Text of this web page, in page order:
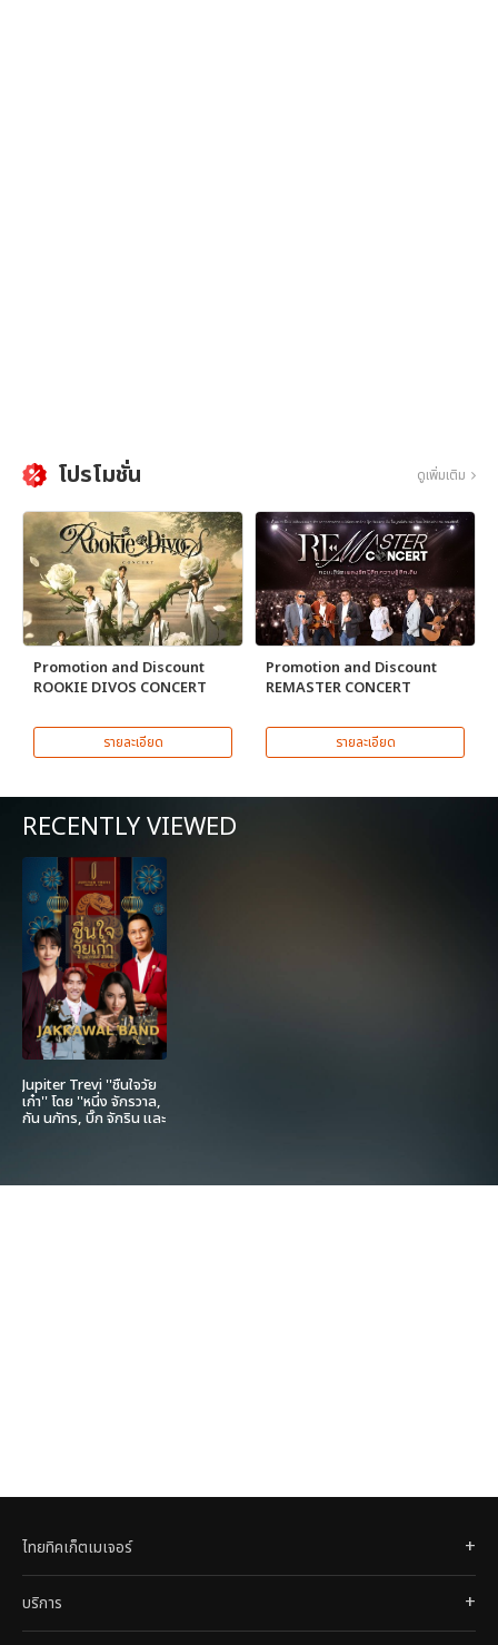
โปรโมชั่น ดูเพิ่มเติม
Promotion and Discount
ROOKIE DIVOS CONCERT
รายละเอียด
Promotion and Discount
REMASTER CONCERT
รายละเอียด
RECENTLY VIEWED
Jupiter Trevi ''ชื่นใจวัย
เก๋า'' โดย ''หนึ่ง จักรวาล,
กัน นภัทร, บิ๊ก จักริน และ
ไทยทิคเก็ตเมเจอร์
บริการ